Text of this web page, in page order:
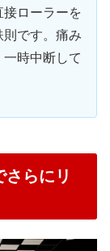
ローラーを
です。痛み
時中断して
らにリ